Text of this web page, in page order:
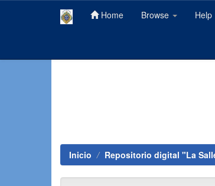
navigation
Home Browse Help
Inicio Repositorio digital "La